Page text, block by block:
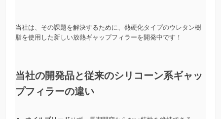
当社は、その課題を解決するために、熱硬化タイプのウレタン樹
脂を使用した新しい放熱ギャップフィラーを開発中です！
当社の開発品と従来のシリコーン系ギャッ
プフィラーの違い